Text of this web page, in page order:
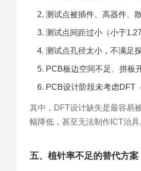
测试点被插件、高器件、
测试点间距过小（小于
测试点孔径太小，不满足
PCB板边空间不足、拼板
PCB设计阶段未考虑DFT
其中，DFT设计缺失是最容易
幅降低，甚至无法制作ICT治具
五、植针率不足的替代方